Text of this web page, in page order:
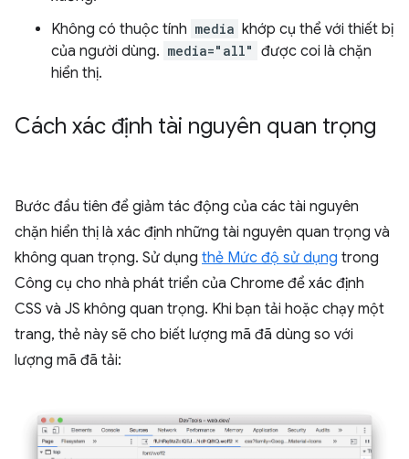
Không có thuộc tính media khớp cụ thể với thiết bị
của người dùng. media="all" được coi là chặn
hiển thị.
Cách xác định tài nguyên quan trọng
Bước đầu tiên để giảm tác động của các tài nguyên
chặn hiển thị là xác định những tài nguyên quan trọng và
không quan trọng. Sử dụng thẻ Mức độ sử dụng trong
Công cụ cho nhà phát triển của Chrome để xác định
CSS và JS không quan trọng. Khi bạn tải hoặc chạy một
trang, thẻ này sẽ cho biết lượng mã đã dùng so với
lượng mã đã tải: